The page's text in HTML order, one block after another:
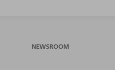
NEWSROOM